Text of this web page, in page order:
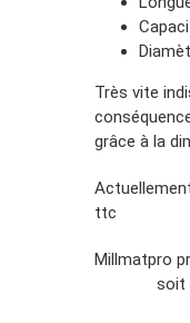
Très vite
grâce à la
ttc soit
Millmatpro
soit